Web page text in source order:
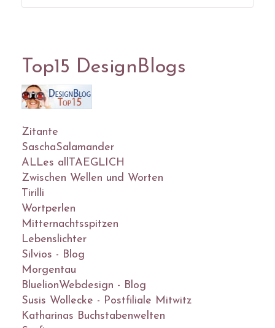
Top15 DesignBlogs
Zitante
SaschaSalamander
ALLes allTAEGLICH
Zwischen Wellen und Worten
Tirilli
Wortperlen
Mitternachtsspitzen
Lebenslichter
Silvios - Blog
Morgentau
BluelionWebdesign - Blog
Susis Wollecke - Postfiliale Mitwitz
Katharinas Buchstabenwelten